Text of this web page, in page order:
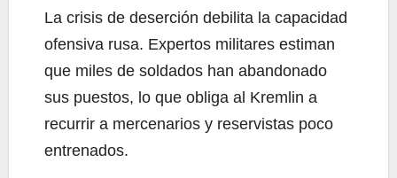
La crisis de deserción debilita la capacidad
ofensiva rusa. Expertos militares estiman
que miles de soldados han abandonado
sus puestos, lo que obliga al Kremlin a
recurrir a mercenarios y reservistas poco
entrenados.